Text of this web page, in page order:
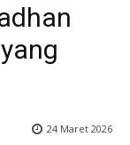
24 Maret 2026